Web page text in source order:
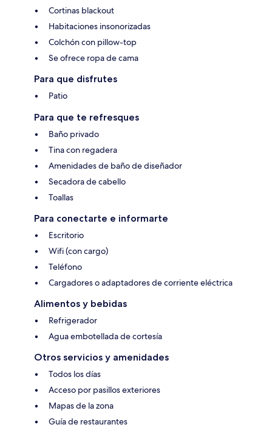
Cortinas blackout
Habitaciones insonorizadas
Colchón con pillow-top
Se ofrece ropa de cama
Para que disfrutes
Patio
Para que te refresques
Baño privado
Tina con regadera
Amenidades de baño de diseñador
Secadora de cabello
Toallas
Para conectarte e informarte
Escritorio
Wifi (con cargo)
Teléfono
Cargadores o adaptadores de corriente eléctrica
Alimentos y bebidas
Refrigerador
Agua embotellada de cortesía
Otros servicios y amenidades
Todos los días
Acceso por pasillos exteriores
Mapas de la zona
Guía de restaurantes